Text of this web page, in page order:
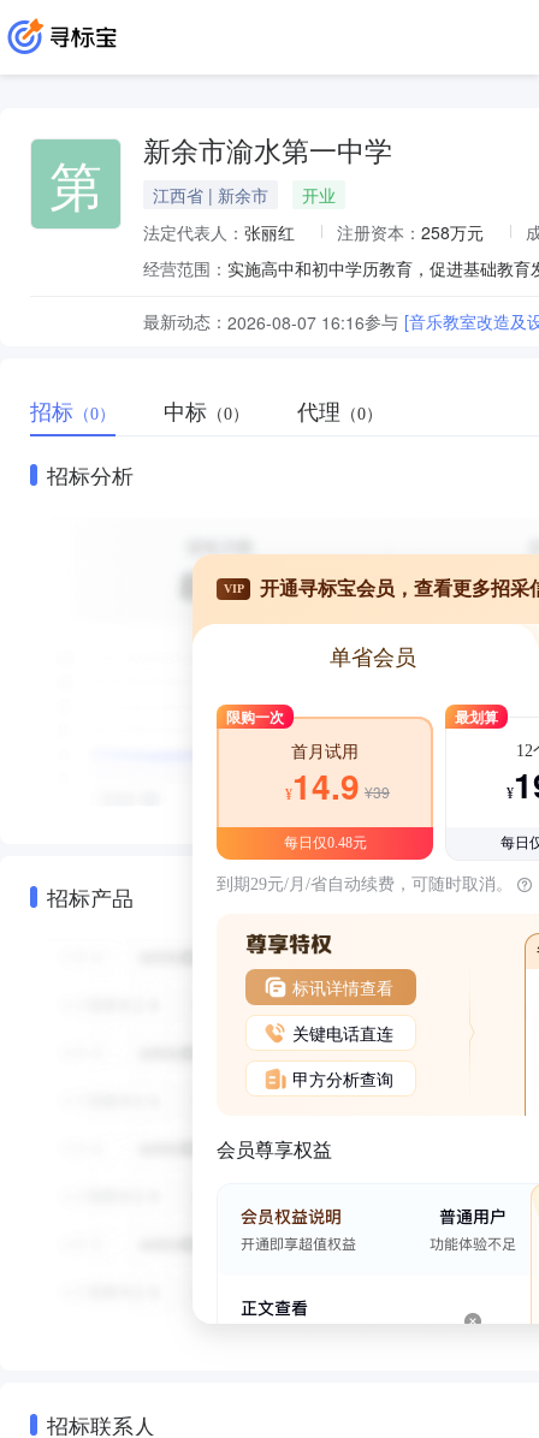
第 新余市渝水第一中学
江西省 | 新余市
开业
法定代表人： 张丽红 注册资本： 258万元
经营范围： 实施高中和初中学历教育，促进基础教
最新动态： 2026-08-07 16:16参与 [音乐教室改造及
招标 （0） 中标 （0） 代理 （0）
招标分析
招标产品
VIP 开通寻标宝会员，查看更多招采
单省会员
限购一次
首月试用
¥14.9 ¥39
每日仅0.48元
最划算
12
¥
每日
到期29元/月/省自动续费，可随时取消。
标讯详情查看
关键电话直连
甲方分析查询
会员尊享权益
招标联系人